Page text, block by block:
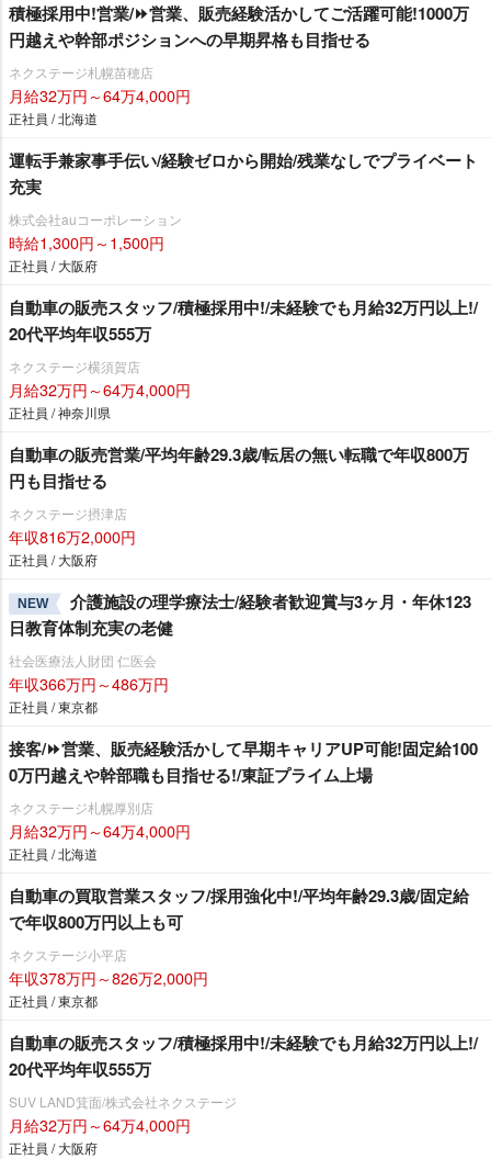
積極採用中!営業/⏩️営業、販売経験活かしてご活躍可能!1000万
円越えや幹部ポジションへの早期昇格も目指せる
ネクステージ札幌苗穂店
月給32万円～64万4,000円
正社員 / 北海道
運転手兼家事手伝い/経験ゼロから開始/残業なしでプライベート
充実
株式会社auコーポレーション
時給1,300円～1,500円
正社員 / 大阪府
自動車の販売スタッフ/積極採用中!/未経験でも月給32万円以上!/
20代平均年収555万
ネクステージ横須賀店
月給32万円～64万4,000円
正社員 / 神奈川県
自動車の販売営業/平均年齢29.3歳/転居の無い転職で年収800万
円も目指せる
ネクステージ摂津店
年収816万2,000円
正社員 / 大阪府
NEW
介護施設の理学療法士/経験者歓迎賞与3ヶ月・年休123
日教育体制充実の老健
社会医療法人財団 仁医会
年収366万円～486万円
正社員 / 東京都
接客/⏩️営業、販売経験活かして早期キャリアUP可能!固定給100
0万円越えや幹部職も目指せる!/東証プライム上場
ネクステージ札幌厚別店
月給32万円～64万4,000円
正社員 / 北海道
自動車の買取営業スタッフ/採用強化中!/平均年齢29.3歳/固定給
で年収800万円以上も可
ネクステージ小平店
年収378万円～826万2,000円
正社員 / 東京都
自動車の販売スタッフ/積極採用中!/未経験でも月給32万円以上!/
20代平均年収555万
SUV LAND箕面/株式会社ネクステージ
月給32万円～64万4,000円
正社員 / 大阪府